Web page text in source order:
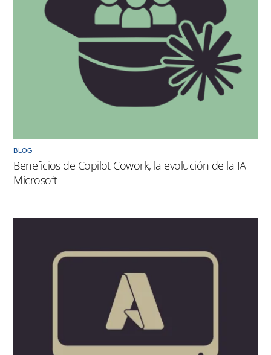
BLOG
Beneficios de Copilot Cowork, la evolución de la IA
Microsoft